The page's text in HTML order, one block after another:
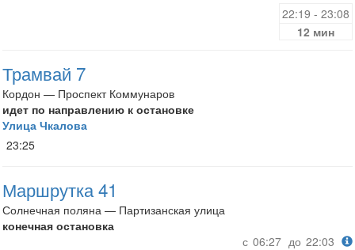
22:19 - 23:08
12 мин
Трамвай 7
Кордон — Проспект Коммунаров
идет по направлению к остановке
Улица Чкалова
23:25
Маршрутка 41
Солнечная поляна — Партизанская улица
конечная остановка
с 06:27 до 22:03